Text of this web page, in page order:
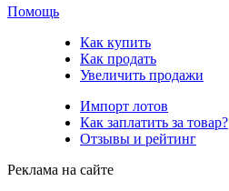
Помощь
Как купить
Как продать
Увеличить продажи
Импорт лотов
Как заплатить за товар?
Отзывы и рейтинг
Реклама на сайте